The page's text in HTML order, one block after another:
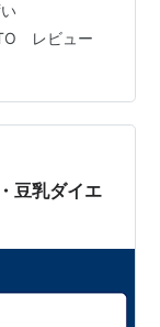
いますか？
ができない
野菜を
きますので是
力についてご
レビュー
豆乳ダイエ